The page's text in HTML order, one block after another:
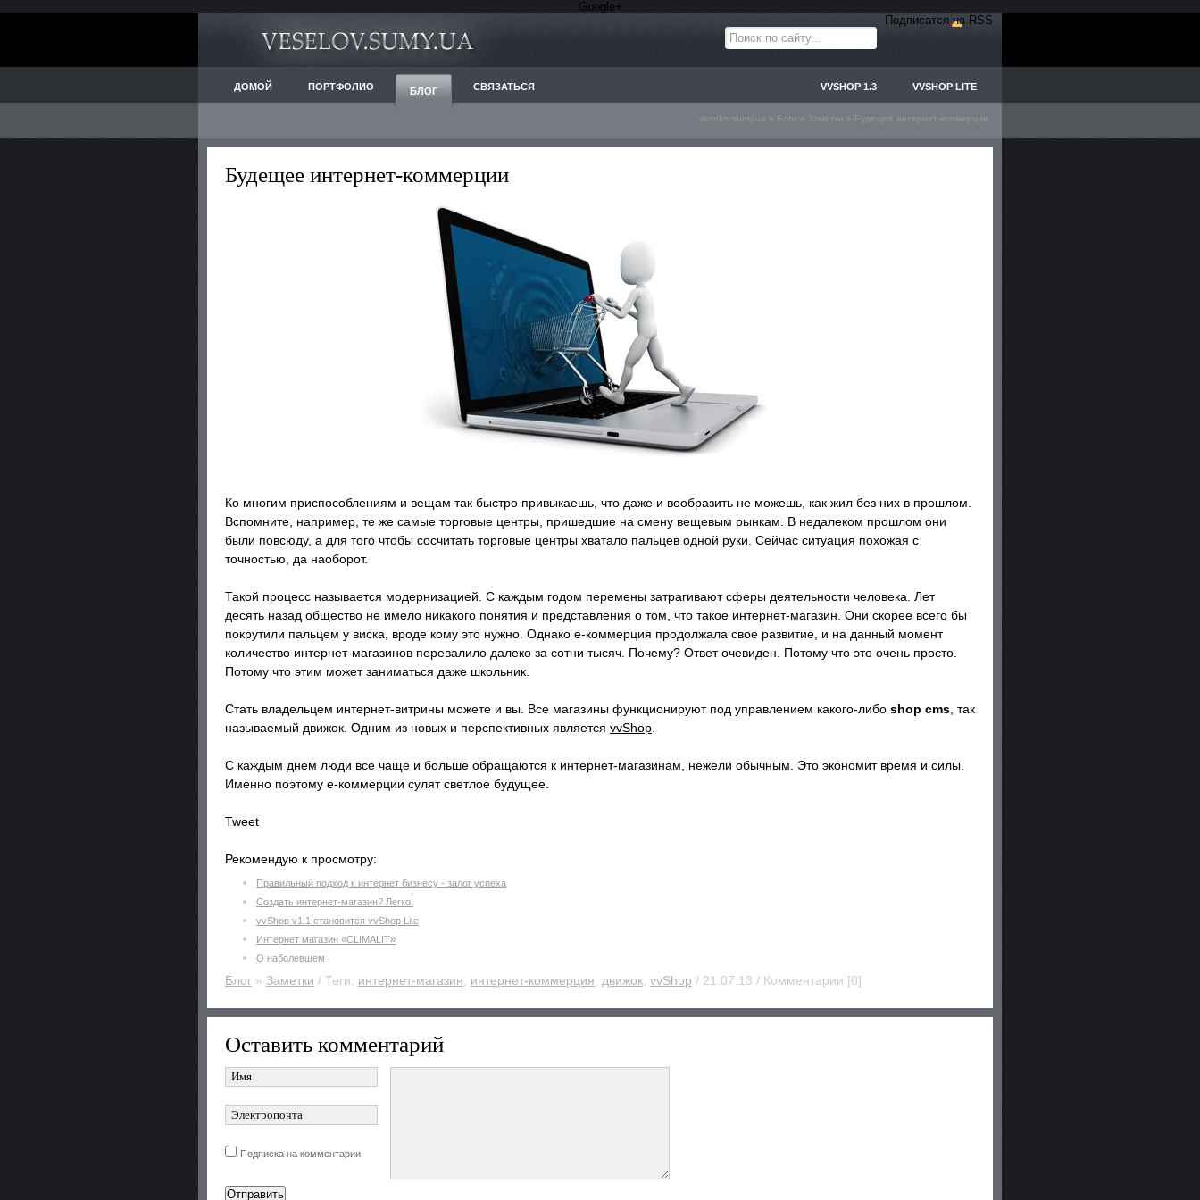
Google+
Подписатся на RSS
ДОМОЙ ПОРТФОЛИО БЛОГ СВЯЗАТЬСЯ VVSHOP 1.3 VVSHOP LITE
veselov.sumy.ua » Блог » Заметки » Будещее интернет-коммерции
Будещее интернет-коммерции
Ко многим приспособлениям и вещам так быстро привыкаешь, что даже и вообразить не можешь, как жил без них в прошлом.
Вспомните, например, те же самые торговые центры, пришедшие на смену вещевым рынкам. В недалеком прошлом они
были повсюду, а для того чтобы сосчитать торговые центры хватало пальцев одной руки. Сейчас ситуация похожая с
точностью, да наоборот.
Такой процесс называется модернизацией. С каждым годом перемены затрагивают сферы деятельности человека. Лет
десять назад общество не имело никакого понятия и представления о том, что такое интернет-магазин. Они скорее всего бы
покрутили пальцем у виска, вроде кому это нужно. Однако е-коммерция продолжала свое развитие, и на данный момент
количество интернет-магазинов перевалило далеко за сотни тысяч. Почему? Ответ очевиден. Потому что это очень просто.
Потому что этим может заниматься даже школьник.
Стать владельцем интернет-витрины можете и вы. Все магазины функционируют под управлением какого-либо shop cms , так
называемый движок. Одним из новых и перспективных является vvShop
С каждым днем люди все чаще и больше обращаются к интернет-магазинам, нежели обычным. Это экономит время и силы.
Именно поэтому е-коммерции сулят светлое будущее.
Tweet
Рекомендую к просмотру:
Правильный подход к интернет бизнесу - залог успеха
Создать интернет-магазин? Легко!
vvShop v1.1 становится vvShop Lite
Интернет магазин «CLIMALIT»
О наболевшем
Блог » Заметки / Теги: интернет-магазин интернет-коммерция движок vvShop / 21.07.13 / Комментарии [0]
Оставить комментарий
Подписка на комментарии